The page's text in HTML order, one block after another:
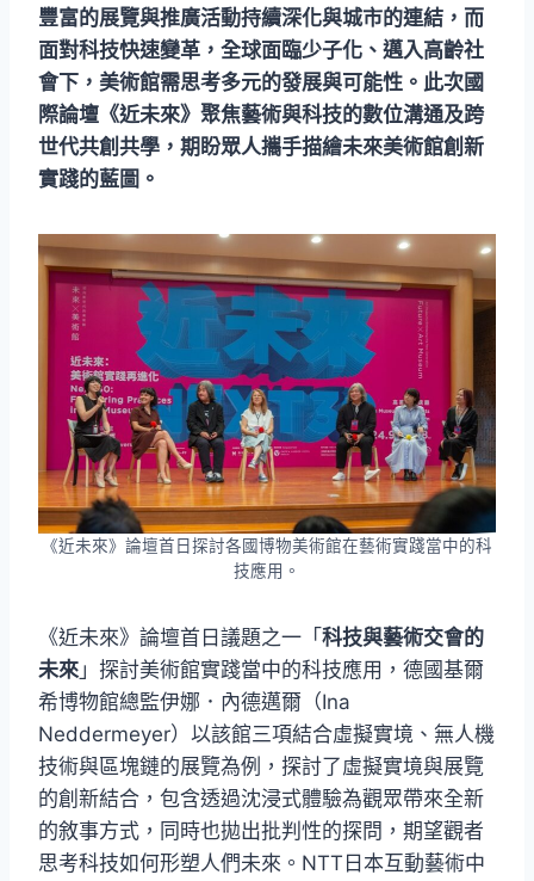
豐富的展覽與推廣活動持續深化與城市的連結，而
面對科技快速變革，全球面臨少子化、邁入高齡社
會下，美術館需思考多元的發展與可能性。此次國
際論壇《近未來》聚焦藝術與科技的數位溝通及跨
世代共創共學，期盼眾人攜手描繪未來美術館創新
實踐的藍圖。
《近未來》論壇首日探討各國博物美術館在藝術實踐當中的科
技應用。
《近未來》論壇首日議題之一「科技與藝術交會的
未來 」探討美術館實踐當中的科技應用，德國基爾
希博物館總監伊娜．內德邁爾（Ina
Neddermeyer）以該館三項結合虛擬實境、無人機
技術與區塊鏈的展覽為例，探討了虛擬實境與展覽
的創新結合，包含透過沈浸式體驗為觀眾帶來全新
的敘事方式，同時也拋出批判性的探問，期望觀者
思考科技如何形塑人們未來。NTT日本互動藝術中